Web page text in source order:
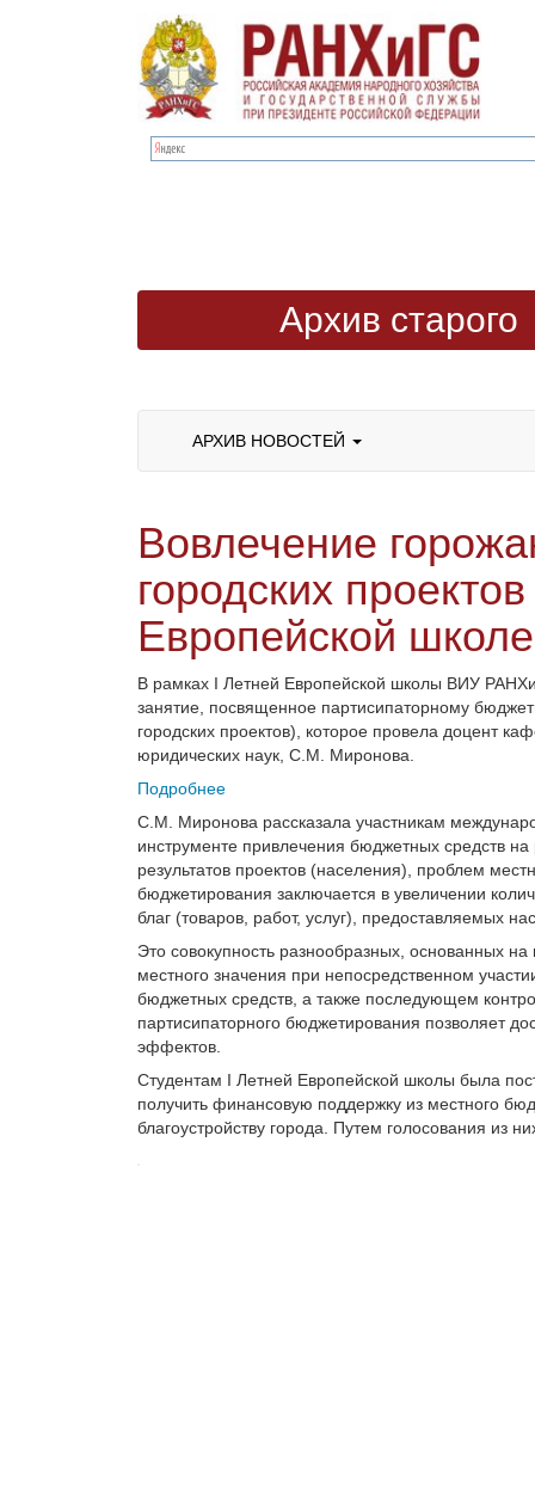
Архив старого
АРХИВ НОВОСТЕЙ
Вовлечение
городских
Европейской школе
В рамках I Летней Европейской школы ВИУ
занятие, посвященное партисипаторному
городских проектов), которое провела доцент
юридических наук, С.М.
Миронова.
Подробнее
С.М.
Миронова рассказала участникам
инструменте привлечения бюджетных средств
результатов проектов (населения), проблем
бюджетирования заключается в увеличении
благ (товаров, работ, услуг), предоставляемых
Это совокупность разнообразных, основанных
местного значения при непосредственном
бюджетных средств, а также последующем
партисипаторного бюджетирования позволяет
эффектов.
Студентам I Летней Европейской школы была
получить финансовую поддержку из местного
благоустройству города. Путем голосования из